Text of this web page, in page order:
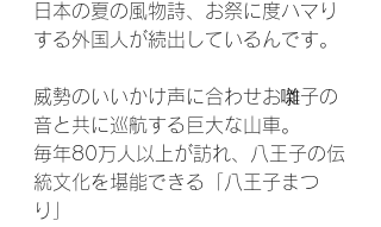
日本の夏の風物詩、お祭に度ハマり
する外国人が続出しているんです。
威勢のいいかけ声に合わせお囃子の
音と共に巡航する巨大な山車。
毎年80万人以上が訪れ、八王子の伝
統文化を堪能できる「八王子まつ
り」